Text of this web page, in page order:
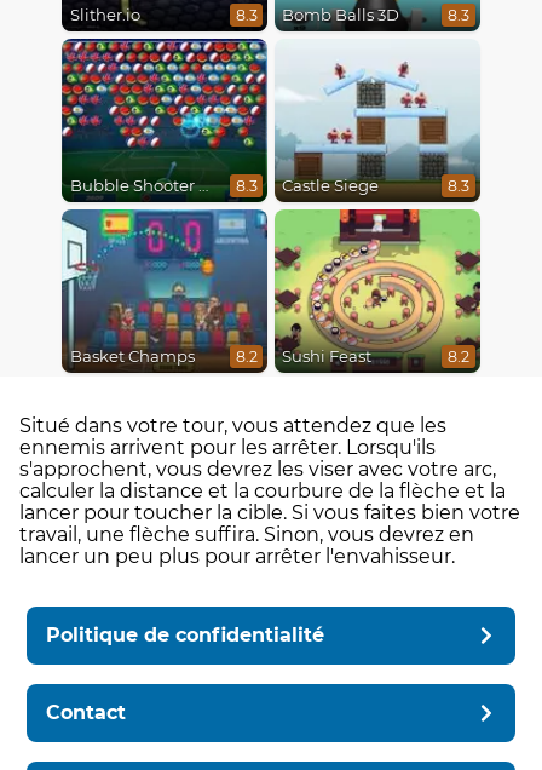
Slither.io 8.3 Bomb Balls 3D 8.3
Bubble Shooter World Cup 8.3 Castle Siege 8.3
Basket Champs 8.2 Sushi Feast 8.2
Situé dans votre tour, vous attendez que les
ennemis arrivent pour les arrêter. Lorsqu'ils
s'approchent, vous devrez les viser avec votre arc,
calculer la distance et la courbure de la flèche et la
lancer pour toucher la cible. Si vous faites bien votre
travail, une flèche suffira. Sinon, vous devrez en
lancer un peu plus pour arrêter l'envahisseur.
Politique de confidentialité
Contact